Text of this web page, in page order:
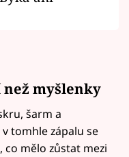
myšlenky
šarm a
tomhle zápalu se
mělo zůstat mezi